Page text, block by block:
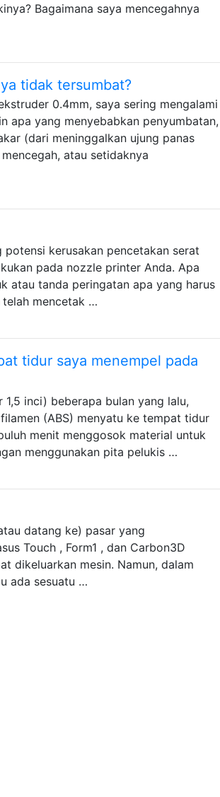
Bagaimana saya mencegahnya
tidak tersumbat?
0.4mm, saya sering mengalami
apa yang menyebabkan penyumbatan,
(dari meninggalkan ujung panas
atau setidaknya
kerusakan pencetakan serat
pada nozzle printer Anda. Apa
atau tanda peringatan apa yang harus
mencetak …
tidur saya menempel pada
inci) beberapa bulan yang lalu,
(ABS) menyatu ke tempat tidur
menit menggosok material untuk
menggunakan pita pelukis …
datang ke) pasar yang
Touch , Form1 , dan Carbon3D
dikeluarkan mesin. Namun, dalam
ada sesuatu …